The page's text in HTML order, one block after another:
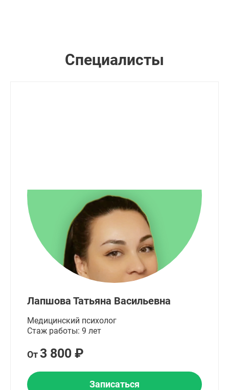
Специалисты
Лапшова Татьяна Васильевна
Медицинский психолог
Стаж работы: 9 лет
От3 800 ₽
Записаться